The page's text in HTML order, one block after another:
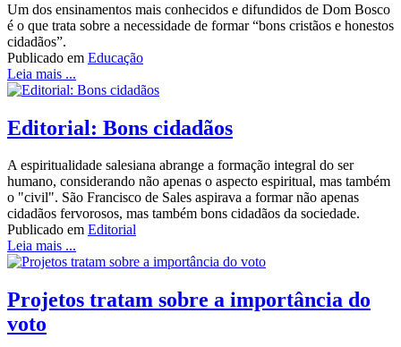
Um dos ensinamentos mais conhecidos e difundidos de Dom Bosco
é o que trata sobre a necessidade de formar “bons cristãos e honestos
cidadãos”.
Publicado em Educação
Leia mais ...
Editorial: Bons cidadãos
A espiritualidade salesiana abrange a formação integral do ser
humano, considerando não apenas o aspecto espiritual, mas também
o "civil". São Francisco de Sales aspirava a formar não apenas
cidadãos fervorosos, mas também bons cidadãos da sociedade.
Publicado em Editorial
Leia mais ...
Projetos tratam sobre a importância do
voto